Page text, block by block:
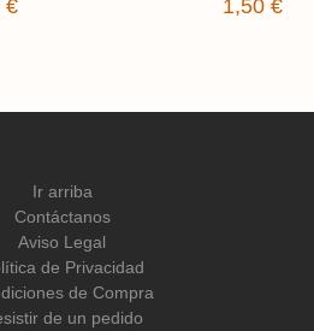
€ 1,50 €
Ir arriba
Contáctanos
Aviso Legal
de Privacidad
de Compra
de un pedido